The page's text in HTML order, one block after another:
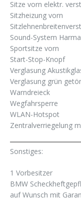
Sitze vorn elektr.
Sitzheizung vorn
Sound-System
Sportsitze vorn
Start-Stop-Knopf
Verglasung
Verglasung grün
Warndreieck
Wegfahrsperre
WLAN-Hotspot
Zentralverriegelung
Sonstiges:
1 Vorbesitzer
BMW
auf Wunsch mit